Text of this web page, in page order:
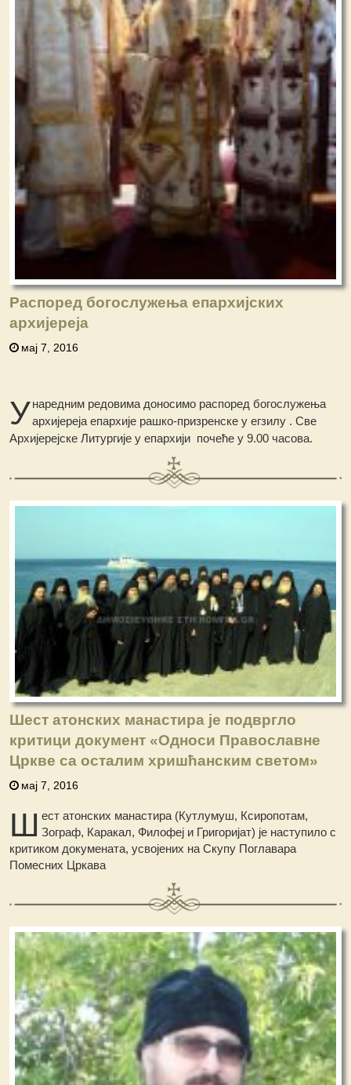
Распоред богослужења епархијских
архијереја
мај 7, 2016
Унаредним редовима доносимо распоред богослужења
архијереја епархије рашко-призренске у егзилу . Све
Архијерејске Литургије у епархији почеће у 9.00 часова.
Шест атонских манастира је подвргло
критици документ «Односи Православне
Цркве са осталим хришћанским светом»
мај 7, 2016
Ш ест атонских манастира (Кутлумуш, Ксиропотам,
Зограф, Каракал, Филофеј и Григоријат) је наступило с
критиком докумената, усвојених на Скупу Поглавара
Помесних Цркава